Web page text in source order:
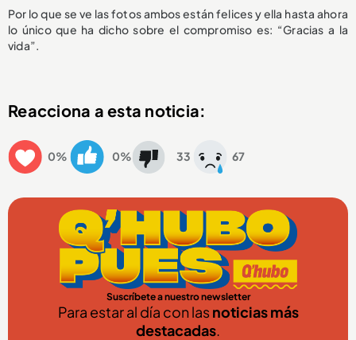
Por lo que se ve las fotos ambos están felices y ella hasta ahora
lo único que ha dicho sobre el compromiso es: “Gracias a la
vida”.
Reacciona a esta noticia:
0% 0% 33 67
Suscríbete a nuestro newsletter
Para estar al día con lasnoticias más
destacadas.